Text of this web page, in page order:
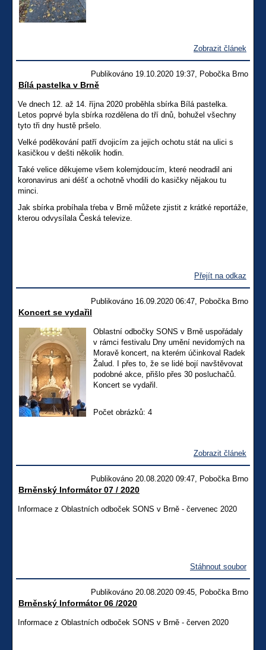
Zobrazit článek
Publikováno 19.10.2020 19:37, Pobočka Brno
Bílá pastelka v Brně
Ve dnech 12. až 14. října 2020 proběhla sbírka Bílá pastelka.
Letos poprvé byla sbírka rozdělena do tří dnů, bohužel všechny
tyto tři dny hustě pršelo.
Velké poděkování patří dvojicím za jejich ochotu stát na ulici s
kasičkou v dešti několik hodin.
Také velice děkujeme všem kolemjdoucím, které neodradil ani
koronavirus ani déšť a ochotně vhodili do kasičky nějakou tu
minci.
Jak sbírka probíhala tŕeba v Brně můžete zjistit z krátké reportáže,
kterou odvysílala Česká televize.
Přejít na odkaz
Publikováno 16.09.2020 06:47, Pobočka Brno
Koncert se vydařil
Oblastní odbočky SONS v Brně uspořádaly
v rámci festivalu Dny umění nevidomých na
Moravě koncert, na kterém účinkoval Radek
Žalud. I přes to, že se lidé bojí navštěvovat
podobné akce, přišlo přes 30 posluchačů.
Koncert se vydařil.
Počet obrázků: 4
Zobrazit článek
Publikováno 20.08.2020 09:47, Pobočka Brno
Brněnský Informátor 07 / 2020
Informace z Oblastních odboček SONS v Brně - červenec 2020
Stáhnout soubor
Publikováno 20.08.2020 09:45, Pobočka Brno
Brněnský Informátor 06 /2020
Informace z Oblastních odboček SONS v Brně - červen 2020